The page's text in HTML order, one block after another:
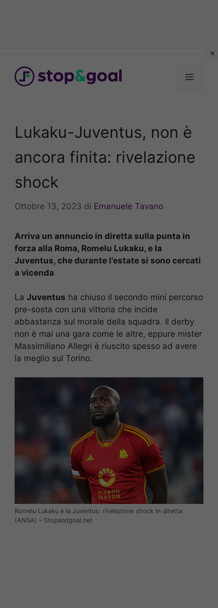
contenuto
Menu
Lukaku-Juventus, non è
ancora finita: rivelazione
shock
Ottobre 13, 2023 di Emanuele Tavano
Arriva un annuncio in diretta sulla punta in
forza alla Roma, Romelu Lukaku, e la
Juventus, che durante l’estate si sono cercati
a vicenda
La Juventus ha chiuso il secondo mini percorso
pre-sosta con una vittoria che incide
abbastanza sul morale della squadra. Il derby
non è mai una gara come le altre, eppure mister
Massimiliano Allegri è riuscito spesso ad avere
la meglio sul Torino.
Romelu Lukaku e la Juventus: rivelazione shock in diretta
(ANSA) – Stopandgoal.net